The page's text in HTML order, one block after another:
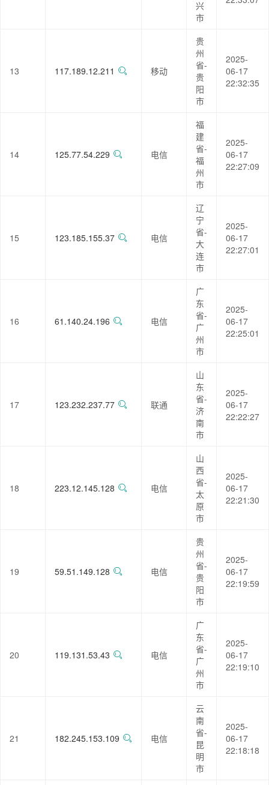
兴
市
13 117.189.12.211 移动
贵
州
省-
贵
阳
市
2025-
06-17
22:32:35
14 125.77.54.229 电信
福
建
省-
福
州
市
2025-
06-17
22:27:09
15 123.185.155.37 电信
辽
宁
省-
大
连
市
2025-
06-17
22:27:01
16 61.140.24.196 电信
广
东
省-
广
州
市
2025-
06-17
22:25:01
17 123.232.237.77 联通
山
东
省-
济
南
市
2025-
06-17
22:22:27
18 223.12.145.128 电信
山
西
省-
太
原
市
2025-
06-17
22:21:30
19 59.51.149.128 电信
贵
州
省-
贵
阳
市
2025-
06-17
22:19:59
20 119.131.53.43 电信
广
东
省-
广
州
市
2025-
06-17
22:19:10
21 182.245.153.109 电信
云
南
省-
昆
明
市
2025-
06-17
22:18:18